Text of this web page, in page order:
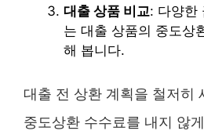
대출 상품 비교: 다양한
는 대출 상품의 중도상
해 봅니다.
대출 전 상환 계획을 철저히
중도상환 수수료를 내지 않